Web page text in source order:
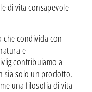
di vita consapevole
che condivida con
e
contribuiamo a
sia solo un prodotto,
una filosofia di vita